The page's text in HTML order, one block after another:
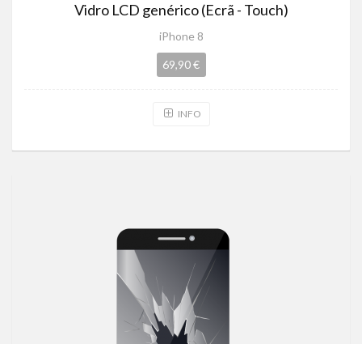
Vidro LCD genérico (Ecrã - Touch)
iPhone 8
69,90 €
INFO